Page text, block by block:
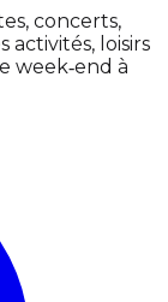
concerts,
activités, loisirs
week‑end à